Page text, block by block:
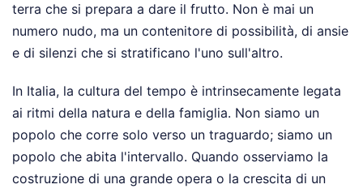
terra che si prepara a dare il frutto. Non è mai un
numero nudo, ma un contenitore di possibilità, di ansie
e di silenzi che si stratificano l'uno sull'altro.
In Italia, la cultura del tempo è intrinsecamente legata
ai ritmi della natura e della famiglia. Non siamo un
popolo che corre solo verso un traguardo; siamo un
popolo che abita l'intervallo. Quando osserviamo la
costruzione di una grande opera o la crescita di un